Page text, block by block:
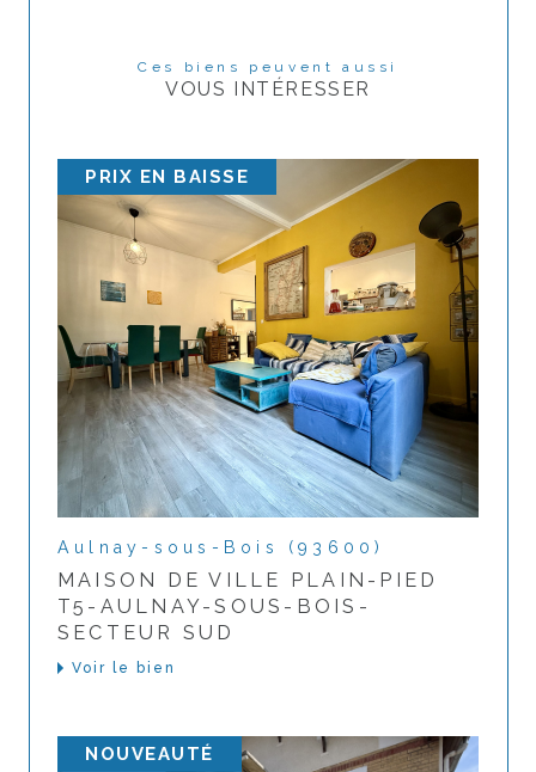
Ces biens peuvent aussi
VOUS INTÉRESSER
PRIX EN BAISSE
Aulnay-sous-Bois (93600)
MAISON DE VILLE PLAIN-PIED
T5-AULNAY-SOUS-BOIS-
SECTEUR SUD
Voir le bien
NOUVEAUTÉ